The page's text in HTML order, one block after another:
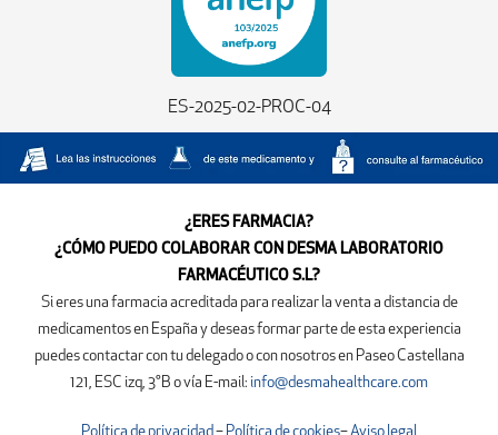
ES-2025-02-PROC-04
¿ERES FARMACIA?
¿CÓMO PUEDO COLABORAR CON DESMA LABORATORIO
FARMACÉUTICO S.L?
Si eres una farmacia acreditada para realizar la venta a distancia de
medicamentos en España y deseas formar parte de esta experiencia
puedes contactar con tu delegado o con nosotros en Paseo Castellana
121, ESC izq, 3°B o vía E-mail: info@desmahealthcare.com